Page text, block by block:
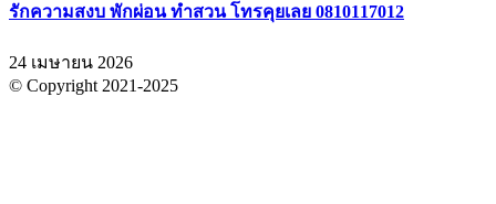
รักความสงบ พักผ่อน ทำสวน โทรคุยเลย 0810117012
24 เมษายน 2026
© Copyright 2021-2025